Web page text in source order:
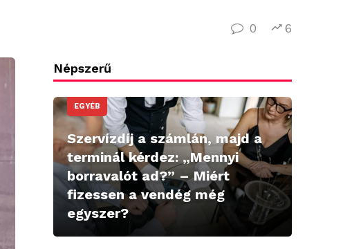
0 6
Népszerű
EGYÉB
Szervízdíj a számlán, majd a
terminál kérdez: „Mennyi
borravalót ad?” – Miért
fizessen a vendég még
egyszer?